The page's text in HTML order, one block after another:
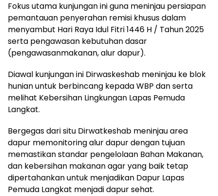
Fokus utama kunjungan ini guna meninjau persiapan
pemantauan penyerahan remisi khusus dalam
menyambut Hari Raya Idul Fitri 1446 H / Tahun 2025
serta pengawasan kebutuhan dasar
(pengawasanmakanan, alur dapur).
Diawal kunjungan ini Dirwaskeshab meninjau ke blok
hunian untuk berbincang kepada WBP dan serta
melihat Kebersihan Lingkungan Lapas Pemuda
Langkat.
Bergegas dari situ Dirwatkeshab meninjau area
dapur memonitoring alur dapur dengan tujuan
memastikan standar pengelolaan Bahan Makanan,
dan kebersihan makanan agar yang baik tetap
dipertahankan untuk menjadikan Dapur Lapas
Pemuda Langkat menjadi dapur sehat.